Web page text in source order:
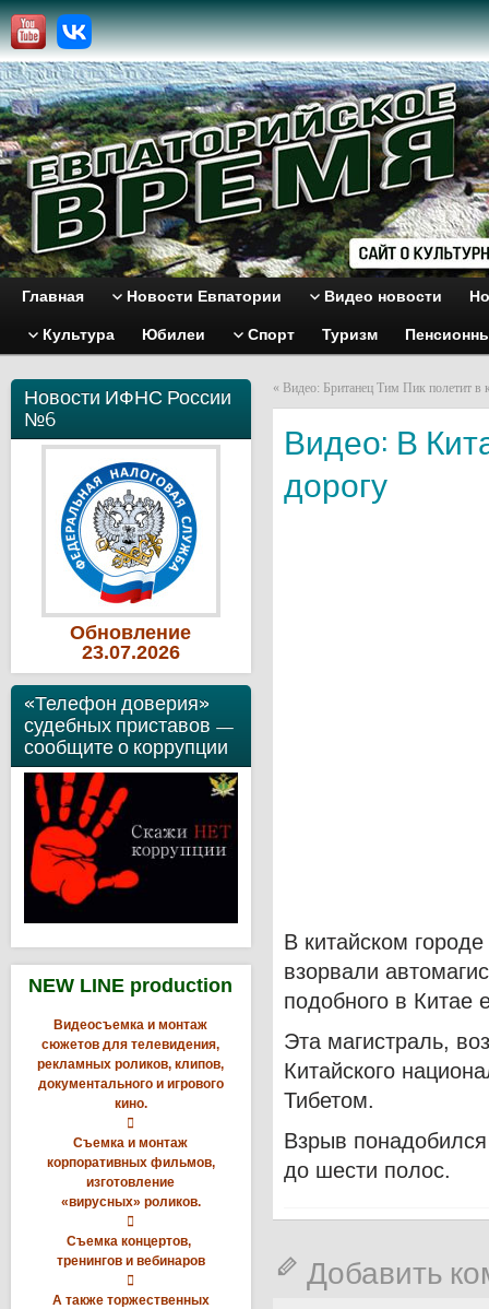
Главная Новости Евпатории Видео новости
Культура Юбилеи Спорт Туризм
Новости ИФНС России
№6
Обновление
23.07.2026
«Телефон доверия»
судебных приставов —
сообщите о коррупции
NEW LINE production
Видеосъемка и монтаж
сюжетов для телевидения,
рекламных роликов, клипов,
документального и игрового
кино.

Съемка и монтаж
корпоративных фильмов,
изготовление
«вирусных» роликов.

Съемка концертов,
тренингов и вебинаров

А также торжественных
« Видео: Британец Тим Пик полетит в
Видео: В
дорогу
В китайском
взорвали
подобного в Китае
Эта магистраль,
Китайского
Тибетом.
Взрыв понадобился
до шести полос.
Добавить